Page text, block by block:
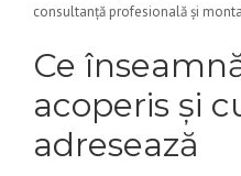
consultanță profesională și
Ce
acoperis și
adresează